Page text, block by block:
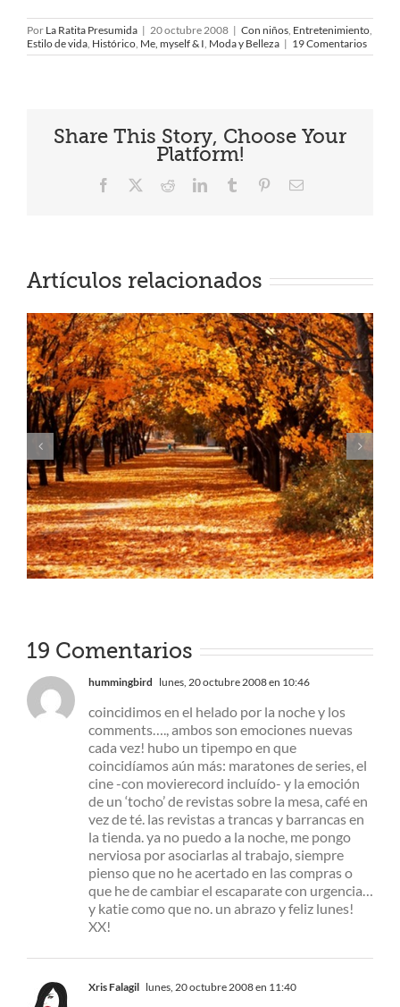
Por La Ratita Presumida | 20 octubre 2008 | Con niños Entretenimiento
Estilo de vida Histórico Me, myself & I Moda y Belleza | 19 Comentarios
Share This Story, Choose Your
Platform!
Facebook RedditLinkedInTumblr PinterestCorreo
Artículos relacionados
Shows para ver en familia
19 Comentarios
hummingbird lunes, 20 octubre 2008 en 10:46
coincidimos en el helado por la noche y los
comments…., ambos son emociones nuevas
cada vez! hubo un tipempo en que
coincidíamos aún más: maratones de series, el
cine -con movierecord incluído- y la emoción
de un ‘tocho’ de revistas sobre la mesa, café en
vez de té. las revistas a trancas y barrancas en
la tienda. ya no puedo a la noche, me pongo
nerviosa por asociarlas al trabajo, siempre
pienso que no he acertado en las compras o
que he de cambiar el escaparate con urgencia…
y katie como que no. un abrazo y feliz lunes!
XX!
Xris Falagil lunes, 20 octubre 2008 en 11:40